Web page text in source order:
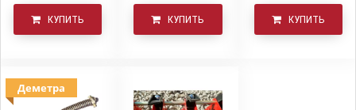
КУПИТЬ КУПИТЬ КУПИТЬ
Деметра